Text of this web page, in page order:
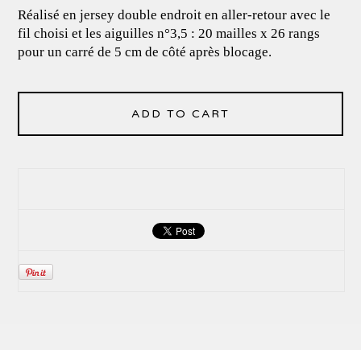
Réalisé en jersey double endroit en aller-retour avec le
fil choisi et les aiguilles n°3,5 : 20 mailles x 26 rangs
pour un carré de 5 cm de côté après blocage.
ADD TO CART